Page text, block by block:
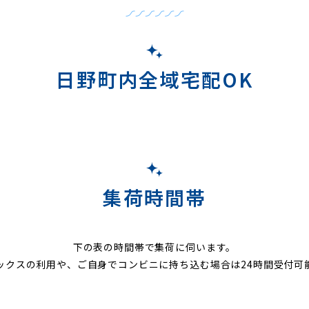
日野町内全域宅配OK
集荷時間帯
下の表の時間帯で集荷に伺います。
クスの利用や、ご自身でコンビニに持ち込む場合は24時間受付可